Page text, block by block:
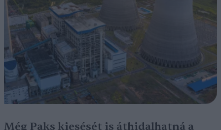
Még Paks kiesését is áthidalhatná a